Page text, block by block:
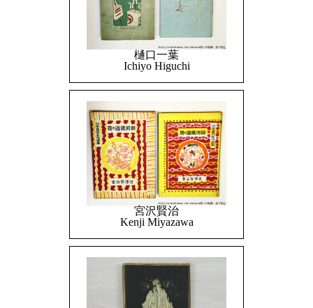
樋口一葉
Ichiyo Higuchi
宮沢賢治
Kenji Miyazawa